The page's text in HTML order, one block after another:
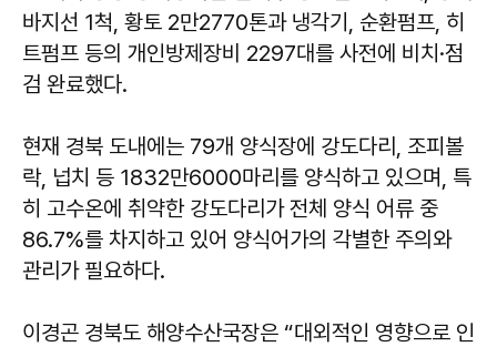
바지선 1척, 황토 2만2770톤과 냉각기, 순환펌프, 히
트펌프 등의 개인방제장비 2297대를 사전에 비치·점
검 완료했다.
현재 경북 도내에는 79개 양식장에 강도다리, 조피볼
락, 넙치 등 1832만6000마리를 양식하고 있으며, 특
히 고수온에 취약한 강도다리가 전체 양식 어류 중
86.7%를 차지하고 있어 양식어가의 각별한 주의와
관리가 필요하다.
이경곤 경북도 해양수산국장은 “대외적인 영향으로 인